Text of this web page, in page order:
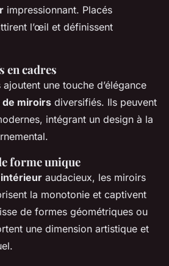
impressionnant. Placés
l’œil et définissent
cadres
une touche d’élégance
miroirs diversifiés. Ils peuvent
intégrant un design à la
forme unique
audacieux, les miroirs
la monotonie et captivent
de formes géométriques ou
une dimension artistique et